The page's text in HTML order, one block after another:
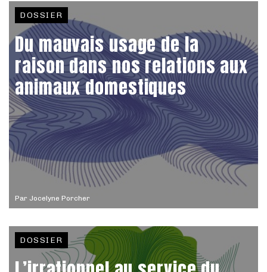
Par Jocelyne Porcher
DOSSIER
Du mauvais usage de la
raison dans nos relations aux
animaux domestiques
DOSSIER